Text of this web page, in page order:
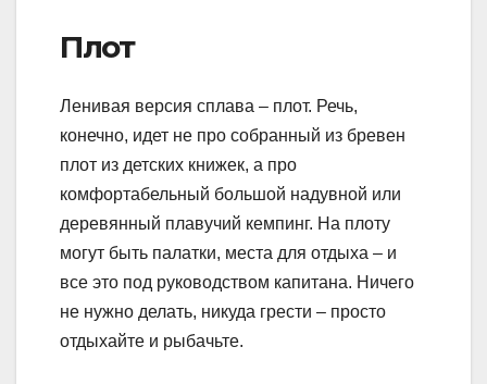
Плот
Ленивая версия сплава – плот. Речь,
конечно, идет не про собранный из бревен
плот из детских книжек, а про
комфортабельный большой надувной или
деревянный плавучий кемпинг. На плоту
могут быть палатки, места для отдыха – и
все это под руководством капитана. Ничего
не нужно делать, никуда грести – просто
отдыхайте и рыбачьте.